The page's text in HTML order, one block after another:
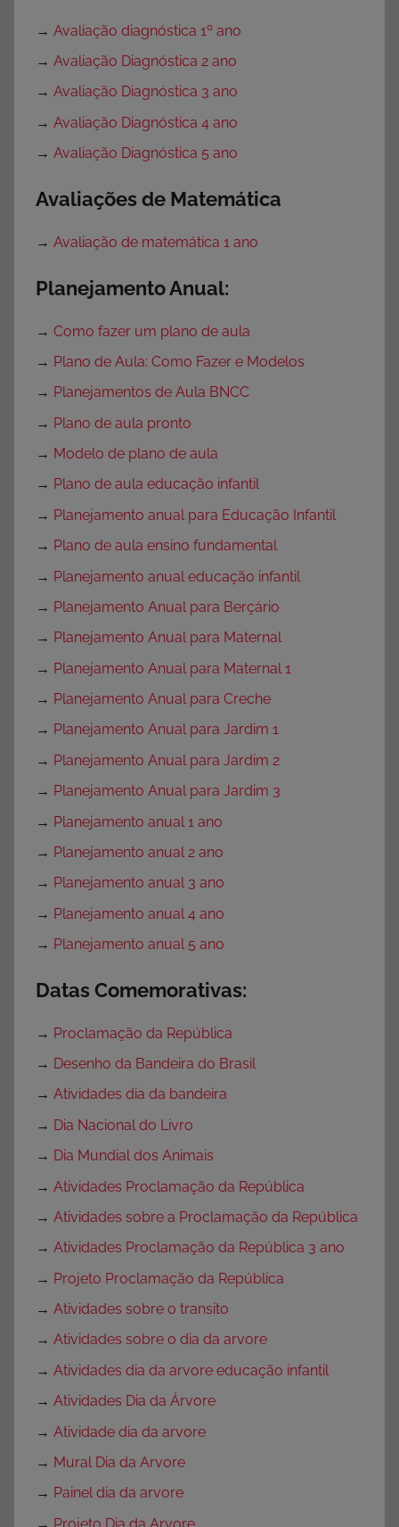
→ Avaliação diagnóstica 1º ano
→ Avaliação Diagnóstica 2 ano
→ Avaliação Diagnóstica 3 ano
→ Avaliação Diagnóstica 4 ano
→ Avaliação Diagnóstica 5 ano
Avaliações de Matemática
→ Avaliação de matemática 1 ano
Planejamento Anual:
→ Como fazer um plano de aula
→ Plano de Aula: Como Fazer e Modelos
→ Planejamentos de Aula BNCC
→ Plano de aula pronto
→ Modelo de plano de aula
→ Plano de aula educação infantil
→ Planejamento anual para Educação Infantil
→ Plano de aula ensino fundamental
→ Planejamento anual educação infantil
→ Planejamento Anual para Berçário
→ Planejamento Anual para Maternal
→ Planejamento Anual para Maternal 1
→ Planejamento Anual para Creche
→ Planejamento Anual para Jardim 1
→ Planejamento Anual para Jardim 2
→ Planejamento Anual para Jardim 3
→ Planejamento anual 1 ano
→ Planejamento anual 2 ano
→ Planejamento anual 3 ano
→ Planejamento anual 4 ano
→ Planejamento anual 5 ano
Datas Comemorativas:
→ Proclamação da República
→ Desenho da Bandeira do Brasil
→ Atividades dia da bandeira
→ Dia Nacional do Livro
→ Dia Mundial dos Animais
→ Atividades Proclamação da República
→ Atividades sobre a Proclamação da República
→ Atividades Proclamação da República 3 ano
→ Projeto Proclamação da República
→ Atividades sobre o transito
→ Atividades sobre o dia da arvore
→ Atividades dia da arvore educação infantil
→ Atividades Dia da Árvore
→ Atividade dia da arvore
→ Mural Dia da Arvore
→ Painel dia da arvore